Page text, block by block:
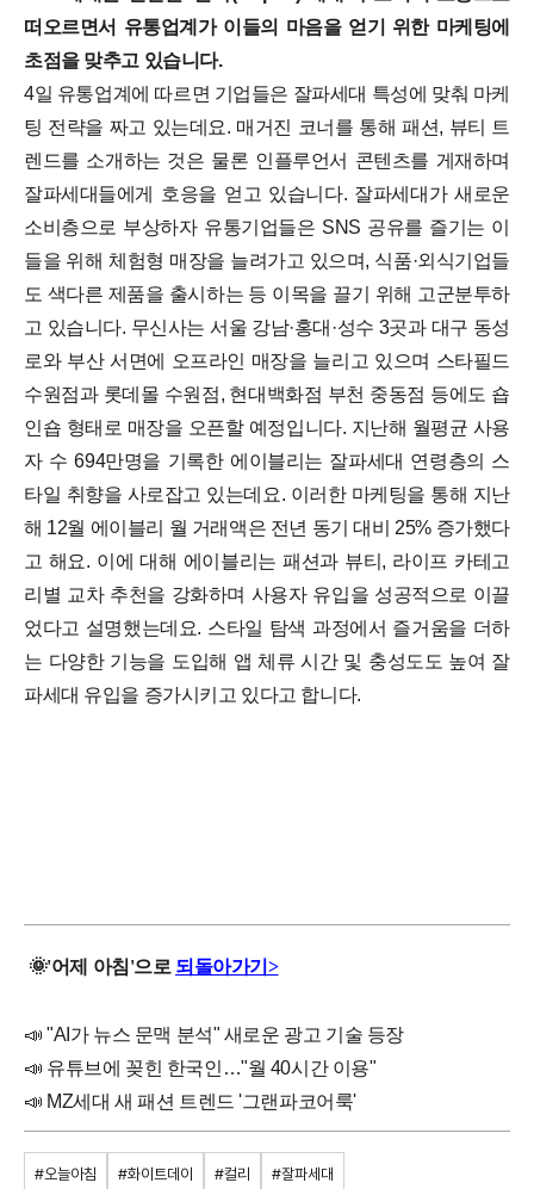
떠오르면서 유통업계가 이들의 마음을 얻기 위한 마케팅에
초점을 맞추고 있습니다.
4일 유통업계에 따르면 기업들은 잘파세대 특성에 맞춰 마케
팅 전략을 짜고 있는데요. 매거진 코너를 통해 패션, 뷰티 트
렌드를 소개하는 것은 물론 인플루언서 콘텐츠를 게재하며
잘파세대들에게 호응을 얻고 있습니다. 잘파세대가 새로운
소비층으로 부상하자 유통기업들은 SNS 공유를 즐기는 이
들을 위해 체험형 매장을 늘려가고 있으며, 식품·외식기업들
도 색다른 제품을 출시하는 등 이목을 끌기 위해 고군분투하
고 있습니다. 무신사는 서울 강남·홍대·성수 3곳과 대구 동성
로와 부산 서면에 오프라인 매장을 늘리고 있으며 스타필드
수원점과 롯데몰 수원점, 현대백화점 부천 중동점 등에도 숍
인숍 형태로 매장을 오픈할 예정입니다. 지난해 월평균 사용
자 수 694만명을 기록한 에이블리는 잘파세대 연령층의 스
타일 취향을 사로잡고 있는데요. 이러한 마케팅을 통해 지난
해 12월 에이블리 월 거래액은 전년 동기 대비 25% 증가했다
고 해요. 이에 대해 에이블리는 패션과 뷰티, 라이프 카테고
리별 교차 추천을 강화하며 사용자 유입을 성공적으로 이끌
었다고 설명했는데요. 스타일 탐색 과정에서 즐거움을 더하
는 다양한 기능을 도입해 앱 체류 시간 및 충성도도 높여 잘
파세대 유입을 증가시키고 있다고 합니다.
🌞'어제 아침'으로 되돌아가기>
📣"AI가 뉴스 문맥 분석" 새로운 광고 기술 등장
📣 유튜브에 꽂힌 한국인…"월 40시간 이용"
📣 MZ세대 새 패션 트렌드 '그랜파코어룩'
#오늘아침 #화이트데이 #컬리 #잘파세대